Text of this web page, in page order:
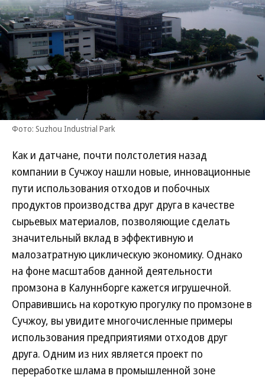
Фото: Suzhou Industrial Park
Как и датчане, почти полстолетия назад
компании в Сучжоу нашли новые, инновационные
пути использования отходов и побочных
продуктов производства друг друга в качестве
сырьевых материалов, позволяющие сделать
значительный вклад в эффективную и
малозатратную циклическую экономику. Однако
на фоне масштабов данной деятельности
промзона в Калуннборге кажется игрушечной.
Оправившись на короткую прогулку по промзоне в
Сучжоу, вы увидите многочисленные примеры
использования предприятиями отходов друг
друга. Одним из них является проект по
переработке шлама в промышленной зоне